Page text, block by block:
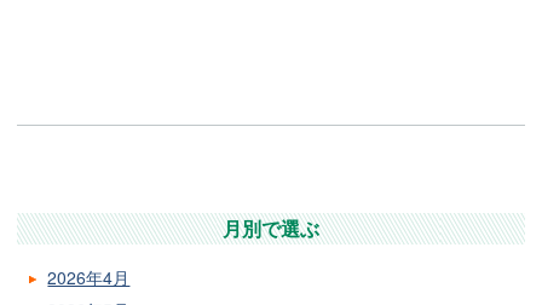
月別で選ぶ
2026年4月